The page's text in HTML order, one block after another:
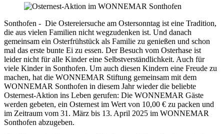
Sonthofen - Die Ostereiersuche am Ostersonntag ist eine Tradition,
die aus vielen Familien nicht wegzudenken ist. Und danach
gemeinsam ein Osterfrühstück als Familie zu genießen und schon
mal das erste bunte Ei zu essen. Der Besuch vom Osterhase ist
leider nicht für alle Kinder eine Selbstverständlichkeit. Auch für
viele Kinder in Sonthofen. Um auch diesen Kindern eine Freude zu
machen, hat die WONNEMAR Stiftung gemeinsam mit dem
WONNEMAR Sonthofen in diesem Jahr wieder die beliebte
Osternest-Aktion ins Leben gerufen: Die WONNEMAR Gäste
werden gebeten, ein Osternest im Wert von 10,00 € zu packen und
im Zeitraum vom 31. März bis 13. April 2025 im WONNEMAR
Sonthofen abzugeben.